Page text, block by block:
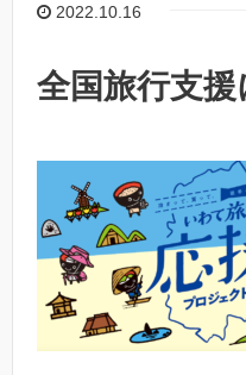
2022.10.16
全国旅行支